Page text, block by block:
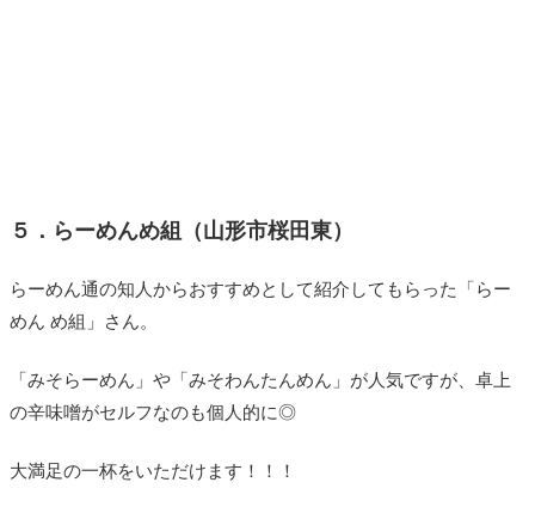
５．らーめんめ組（山形市桜田東）
らーめん通の知人からおすすめとして紹介してもらった「らー
めん め組」さん。
「みそらーめん」や「みそわんたんめん」が人気ですが、卓上
の辛味噌がセルフなのも個人的に◎
大満足の一杯をいただけます！！！